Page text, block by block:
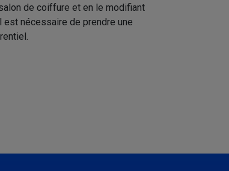
de coiffure et en le modifiant
nécessaire de prendre une